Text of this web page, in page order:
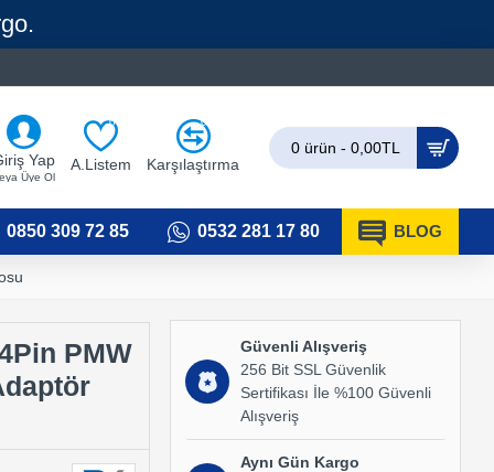
Yap
Üye Ol
A.Listem
0
Karşılaştırma
0
0 ürün - 0,00TL
0850 309 72 85 0532 281 17 80 BLOG
PMW
Güvenli Alışveriş
256 Bit SSL Güvenlik
Sertifikası İle %100 Güvenli
Alışveriş
Aynı Gün Kargo